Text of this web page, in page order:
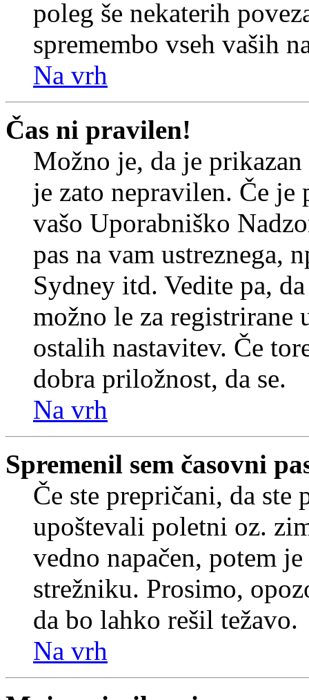
poleg še nekaterih
spremembo vseh vaših
Na vrh
Čas ni pravilen!
Možno je, da je prikazan
je zato nepravilen. Če
vašo Uporabniško
pas na vam ustreznega,
Sydney itd. Vedite pa,
možno le za registrirane
ostalih nastavitev. Če
dobra priložnost, da se.
Na vrh
Spremenil sem časovni
Če ste prepričani, da
upoštevali poletni oz.
vedno napačen, potem
strežniku. Prosimo,
da bo lahko rešil težavo.
Na vrh